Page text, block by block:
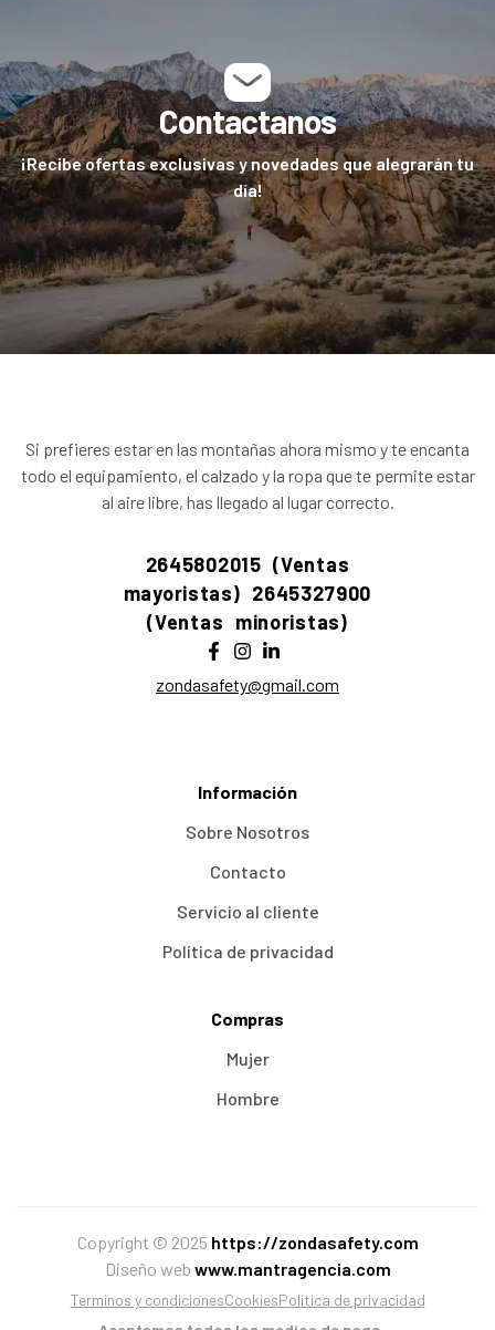
Contactanos
¡Recibe ofertas exclusivas y novedades que alegrarán tu
día!
Si prefieres estar en las montañas ahora mismo y te encanta
todo el equipamiento, el calzado y la ropa que te permite estar
al aire libre, has llegado al lugar correcto.
2645802015 (Ventas
mayoristas) 2645327900
(Ventas minoristas)
zondasafety@gmail.com
Información
Sobre Nosotros
Contacto
Servicio al cliente
Política de privacidad
Compras
Mujer
Hombre
Copyright © 2025 https://zondasafety.com
Diseño web www.mantragencia.com
Terminos y condicionesCookiesPolítica de privacidad